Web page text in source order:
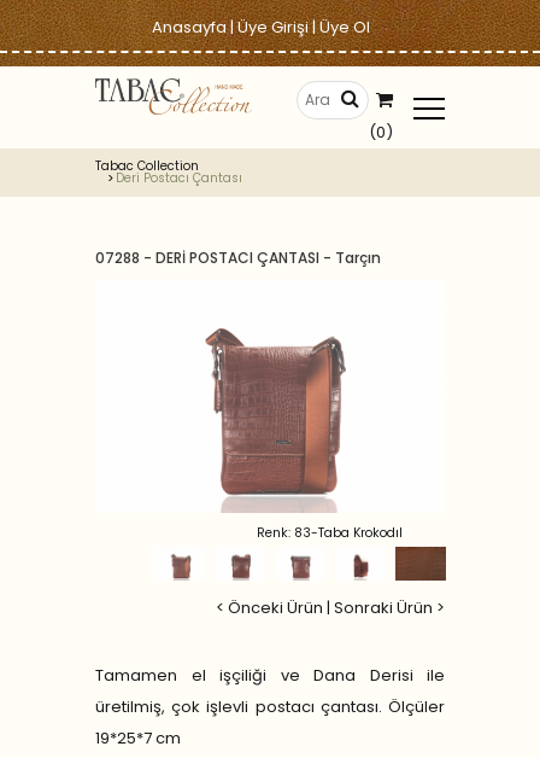
Anasayfa|Üye Girişi|Üye Ol
(0)
Tabac Collection
Deri Postacı Çantası
07288 - DERİ POSTACI ÇANTASI - Tarçın
Renk: 83-Taba Krokodıl
< Önceki Ürün | Sonraki Ürün >
Tamamen el işçiliği ve Dana Derisi ile
üretilmiş, çok işlevli postacı çantası. Ölçüler
19*25*7 cm